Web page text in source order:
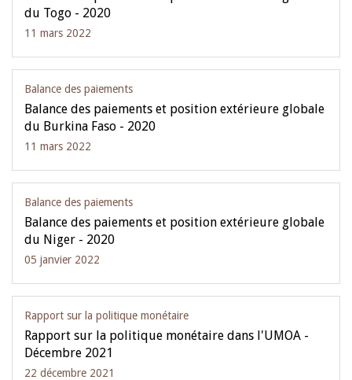
du Togo - 2020
11 mars 2022
Balance des paiements
Balance des paiements et position extérieure globale
du Burkina Faso - 2020
11 mars 2022
Balance des paiements
Balance des paiements et position extérieure globale
du Niger - 2020
05 janvier 2022
Rapport sur la politique monétaire
Rapport sur la politique monétaire dans l'UMOA -
Décembre 2021
22 décembre 2021